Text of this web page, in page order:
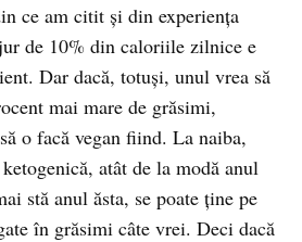
ce am citit și din experiența
de 10% din caloriile zilnice e
Dar dacă, totuși, unul vrea să
mai mare de grăsimi,
o facă vegan fiind. La naiba,
atât de la modă anul
stă anul ăsta, se poate ține pe
în grăsimi câte vrei. Deci dacă